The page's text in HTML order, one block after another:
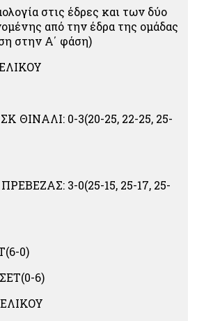
στις έδρες και των δύο
από την έδρα της ομάδας
στην Α΄ φάση)
ΘΙΝΑΛΙ: 0-3(20-25, 22-25, 25-
3-0(25-15, 25-17, 25-
0)
6)